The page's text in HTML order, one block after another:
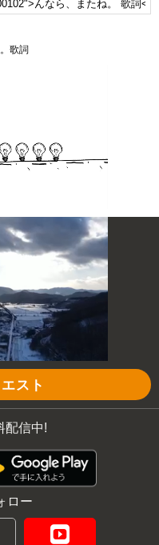
歌詞
スト
配信中!
ロー